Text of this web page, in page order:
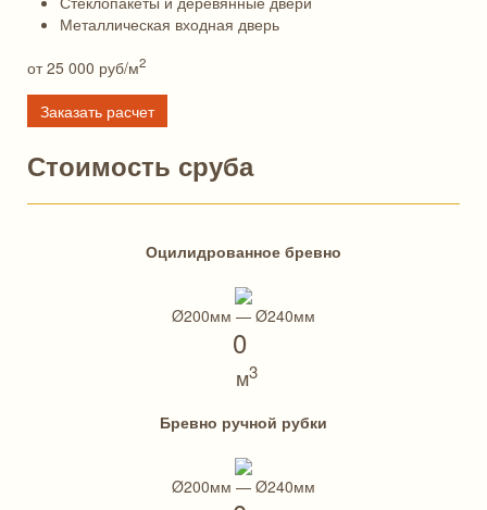
Металлическая входная дверь
от 25 000 руб/м2
Заказать расчет
Стоимость сруба
Оцилидрованное бревно
Ø200мм — Ø240мм
0
м3
Бревно ручной рубки
Ø200мм — Ø240мм